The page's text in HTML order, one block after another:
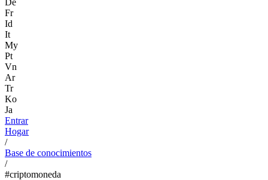
De
Fr
Id
It
My
Pt
Vn
Ar
Tr
Ko
Ja
Entrar
Hogar
/
Base de conocimientos
/
#criptomoneda